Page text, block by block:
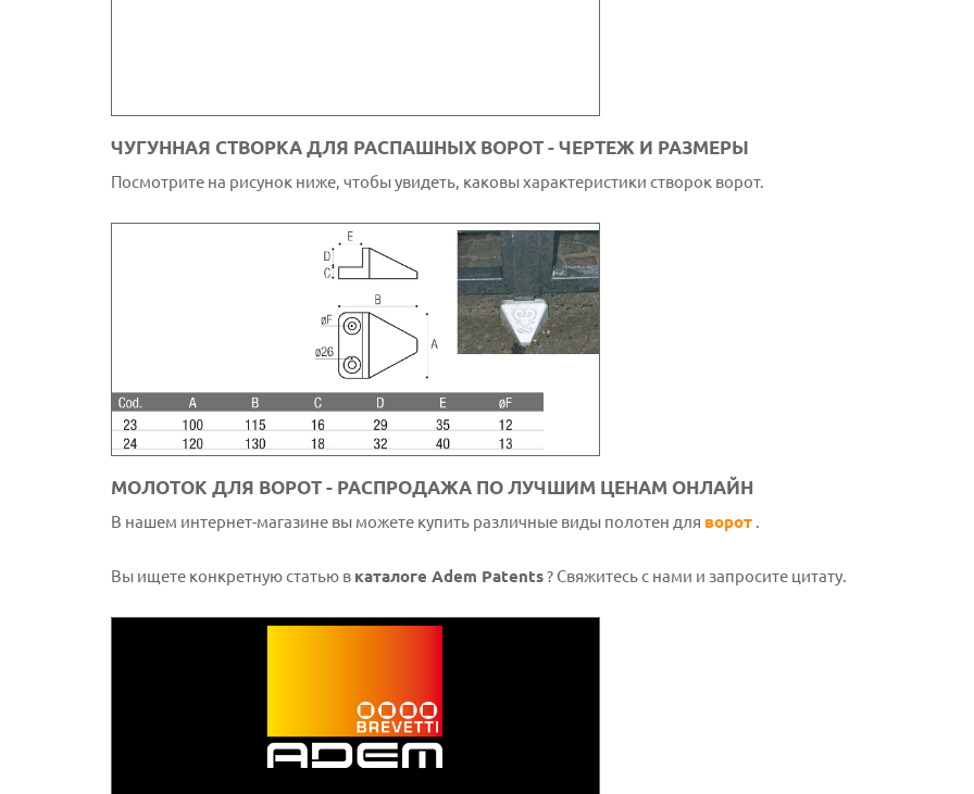
ЧУГУННАЯ СТВОРКА ДЛЯ РАСПАШНЫХ ВОРОТ - ЧЕРТЕЖ И РАЗМЕРЫ
Посмотрите на рисунок ниже, чтобы увидеть, каковы характеристики створок ворот.
МОЛОТОК ДЛЯ ВОРОТ - РАСПРОДАЖА ПО ЛУЧШИМ ЦЕНАМ ОНЛАЙН
В нашем интернет-магазине вы можете купить различные виды полотен для ворот .
Вы ищете конкретную статью в каталоге Adem Patents? Свяжитесь с нами и запросите цитату.